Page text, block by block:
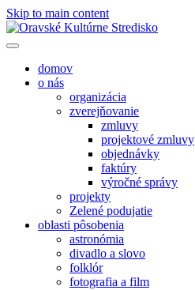
Skip to main content
domov
o nás
organizácia
zverejňovanie
zmluvy
projektové zmluvy
objednávky
faktúry
výročné správy
projekty
Zelené podujatie
oblasti pôsobenia
astronómia
divadlo a slovo
folklór
fotografia a film